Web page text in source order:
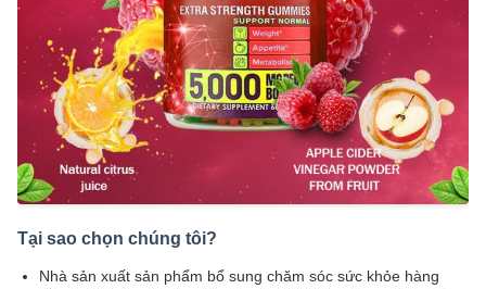
Tại sao chọn chúng tôi?
Nhà sản xuất sản phẩm bổ sung chăm sóc sức khỏe hàng